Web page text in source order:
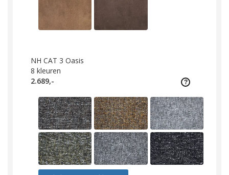
NH CAT 3 Oasis
8 kleuren
2.689,-